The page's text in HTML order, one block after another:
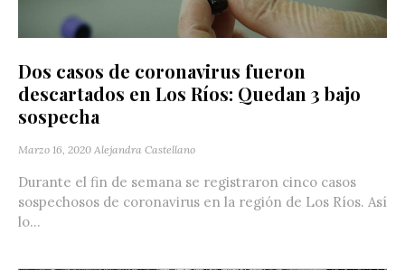
Dos casos de coronavirus fueron
descartados en Los Ríos: Quedan 3 bajo
sospecha
Marzo 16, 2020 Alejandra Castellano
Durante el fin de semana se registraron cinco casos
sospechosos de coronavirus en la región de Los Ríos. Así
lo...